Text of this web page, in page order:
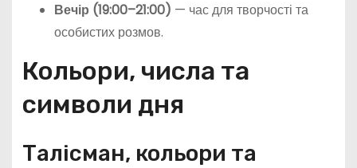
Вечір (19:00–21:00) — час для творчості та
особистих розмов.
Кольори, числа та
символи дня
Талісман, кольори та